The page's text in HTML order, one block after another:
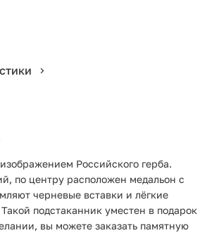
Российского герба.
по центру расположен медальон с
черневые вставки и лёгкие
подстаканник уместен в подарок
вы можете заказать памятную